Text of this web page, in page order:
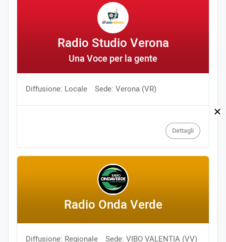
Radio Studio Verona
Una Voce per la gente
Diffusione: Locale Sede: Verona (VR)
Dettagli
Radio Onda Verde
Diffusione: Regionale Sede: VIBO VALENTIA (VV)